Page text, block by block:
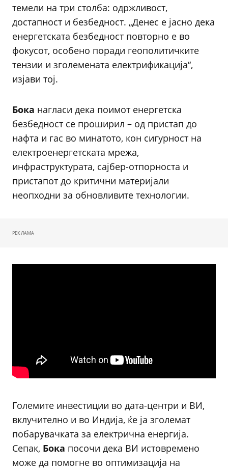
темели на три столба: одржливост,
достапност и безбедност. „Денес е јасно дека
енергетската безбедност повторно е во
фокусот, особено поради геополитичките
тензии и зголемената електрификација“,
изјави тој.
Бока нагласи дека поимот енергетска
безбедност се проширил – од пристап до
нафта и гас во минатото, кон сигурност на
електроенергетската мрежа,
инфраструктурата, сајбер-отпорноста и
пристапот до критични материјали
неопходни за обновливите технологии.
РЕКЛАМА
Големите инвестиции во дата-центри и ВИ,
вклучително и во Индија, ќе ја зголемат
побарувачката за електрична енергија.
Сепак, Бока посочи дека ВИ истовремено
може да помогне во оптимизација на